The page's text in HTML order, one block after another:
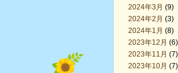
2024年3月 (9)
2024年2月 (3)
2024年1月 (8)
2023年12月 (6)
2023年11月 (7)
2023年10月 (7)